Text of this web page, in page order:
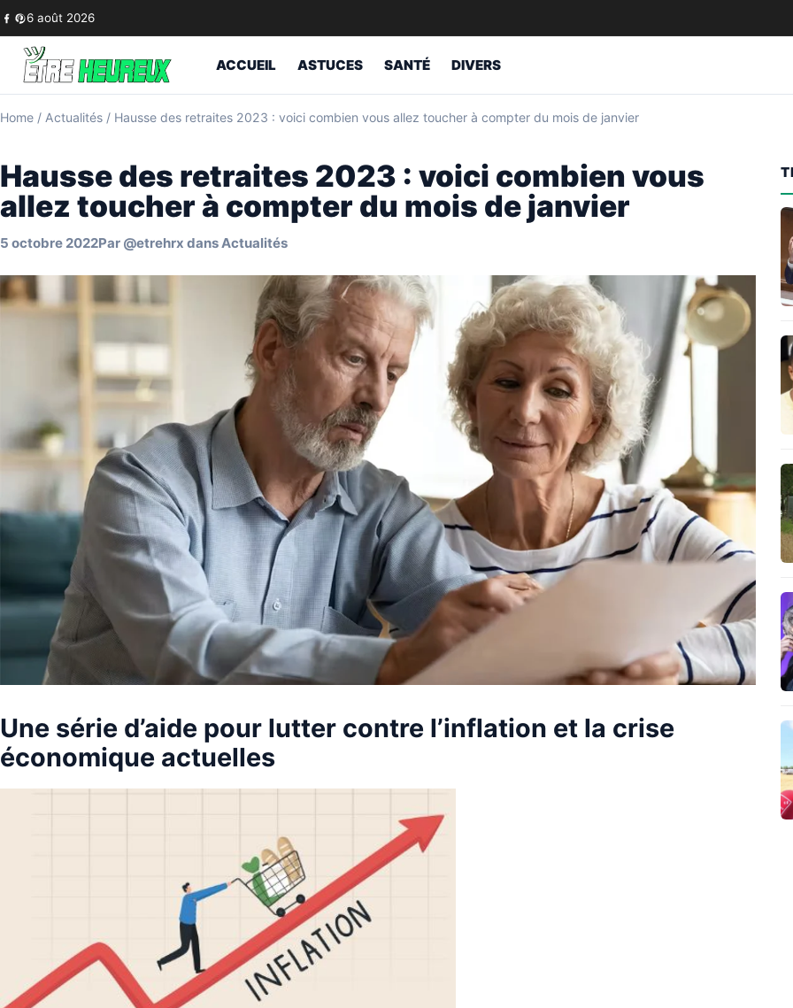
Skip to content
6 août 2026
ACCUEIL ASTUCES SANTÉ DIVERS
Home / Actualités / Hausse des retraites 2023 : voici combien vous allez toucher à compter du mois de janvier
Hausse des retraites 2023 : voici combien vous
allez toucher à compter du mois de janvier
5 octobre 2022Par @etrehrx dansActualités
Une série d’aide pour lutter contre l’inflation et la crise
économique actuelles